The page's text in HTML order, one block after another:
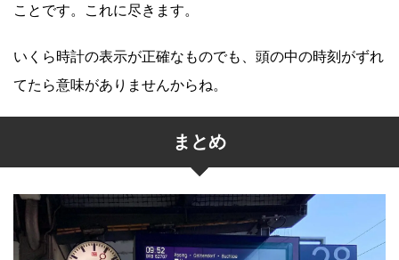
ことです。これに尽きます。
いくら時計の表示が正確なものでも、頭の中の時刻がずれ
てたら意味がありませんからね。
まとめ